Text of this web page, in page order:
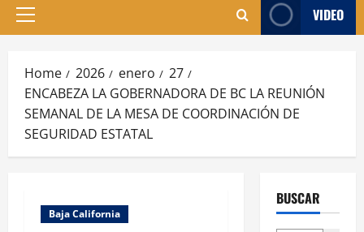
Primary
VIDEO
Home 2026 enero
27
ENCABEZA LA GOBERNADORA DE BC LA REUNIÓN
SEMANAL DE LA MESA DE COORDINACIÓN DE
SEGURIDAD ESTATAL
Baja California
BUSCAR